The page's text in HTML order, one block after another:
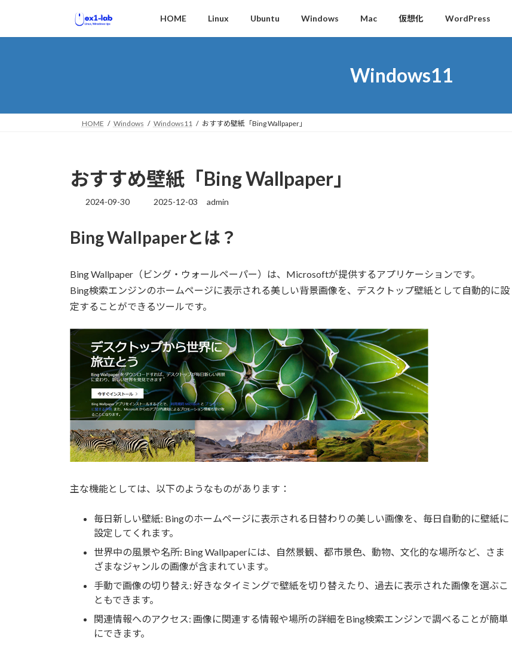
テ
ゲ
HOME Linux Ubuntu Windows Mac 仮想化 WordPress
Windows11
HOME Windows Windows11 おすすめ壁紙「Bing Wallpaper」
おすすめ壁紙「Bing Wallpaper」
2024-09-30
最
新
:
2025-12-03 admin
Bing Wallpaperとは？
Bing Wallpaper（ビング・ウォールペーパー）は、Microsoftが提供するアプリケーションです。
Bing検索エンジンのホームページに表示される美しい背景画像を、デスクトップ壁紙として自動的に設
定することができるツールです。
主な機能としては、以下のようなものがあります：
毎日新しい壁紙: Bingのホームページに表示される日替わりの美しい画像を、毎日自動的に壁紙に
設定してくれます。
世界中の風景や名所: Bing Wallpaperには、自然景観、都市景色、動物、文化的な場所など、さま
ざまなジャンルの画像が含まれています。
手動で画像の切り替え: 好きなタイミングで壁紙を切り替えたり、過去に表示された画像を選ぶこ
ともできます。
関連情報へのアクセス: 画像に関連する情報や場所の詳細をBing検索エンジンで調べることが簡単
にできます。